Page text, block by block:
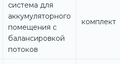
система для
аккумуляторного
помещения с
балансировкой
потоков
комплект